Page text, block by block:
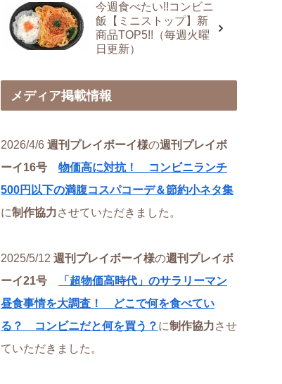
今週食べたい!!コンビニ
飯【ミニストップ】新
商品TOP5!!（毎週火曜
日更新）
メディア掲載情報
2026/4/6 週刊プレイボーイ様の週刊プレイボ
ーイ16号 物価高に対抗！ コンビニランチ
500円以下の満腹コスパコーデ＆節約小ネタ集
に制作協力させていただきました。
2025/5/12 週刊プレイボーイ様の週刊プレイボ
ーイ21号
「超物価高時代」のサラリーマン
昼食事情を大調査！ どこで何を食べてい
る？ コンビニだと何を買う？ に制作協力させ
ていただきました。